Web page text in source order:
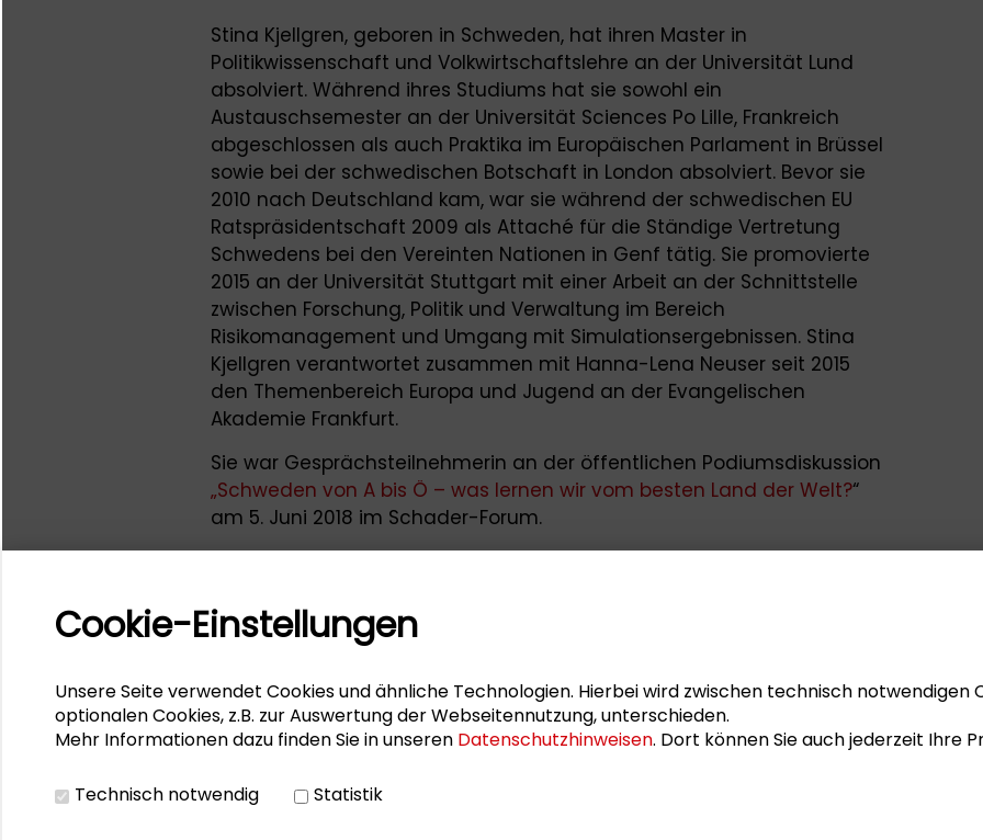
Stina Kjellgren, geboren in Schweden, hat ihren Master in
Politikwissenschaft und Volkwirtschaftslehre an der Universität Lund
absolviert. Während ihres Studiums hat sie sowohl ein
Austauschsemester an der Universität Sciences Po Lille, Frankreich
abgeschlossen als auch Praktika im Europäischen Parlament in Brüssel
sowie bei der schwedischen Botschaft in London absolviert. Bevor sie
2010 nach Deutschland kam, war sie während der schwedischen EU
Ratspräsidentschaft 2009 als Attaché für die Ständige Vertretung
Schwedens bei den Vereinten Nationen in Genf tätig. Sie promovierte
2015 an der Universität Stuttgart mit einer Arbeit an der Schnittstelle
zwischen Forschung, Politik und Verwaltung im Bereich
Risikomanagement und Umgang mit Simulationsergebnissen. Stina
Kjellgren verantwortet zusammen mit Hanna-Lena Neuser seit 2015
den Themenbereich Europa und Jugend an der Evangelischen
Akademie Frankfurt.
Sie war Gesprächsteilnehmerin an der öffentlichen Podiumsdiskussion
„Schweden von A bis Ö – was lernen wir vom besten Land der Welt?“
am 5. Juni 2018 im Schader-Forum.
aus unterschiedlichen Wirkungsbereichen zu Wort kamen und ein
kurzes Statement aus ihrer jeweiligen Perspektive zu dem Thema
Stina Kjellgren wird am 9. Juni 2024 bei der
Veranstaltung#transitachtzehnuhr– Ein Wahlabend mit Wein, Brezeln
vertreten sein.
Cookie-Einstellungen
Unsere Seite verwendet Cookies und ähnliche Technologien. Hierbei wird zwischen technisch
optionalen Cookies, z.B. zur Auswertung der Webseitennutzung, unterschieden.
Mehr Informationen dazu finden Sie in unseren Datenschutzhinweisen. Dort können Sie auch jederzeit Ihre
Technisch notwendig Statistik